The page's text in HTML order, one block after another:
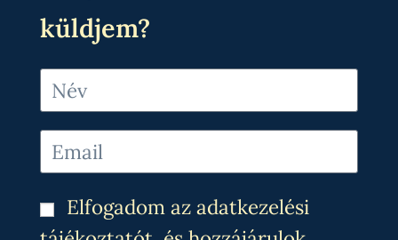
küldjem?
Elfogadom az adatkezelési